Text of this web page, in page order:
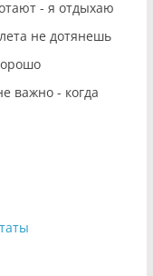
- я отдыхаю
не дотянешь
важно - когда